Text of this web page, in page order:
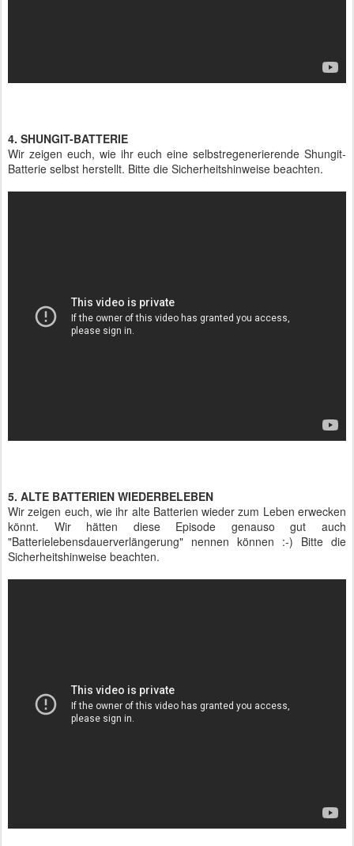
4. SHUNGIT-BATTERIE
Wir zeigen euch, wie ihr euch eine selbstregenerierende Shungit-
Batterie selbst herstellt. Bitte die Sicherheitshinweise beachten.
5. ALTE BATTERIEN WIEDERBELEBEN
Wir zeigen euch, wie ihr alte Batterien wieder zum Leben erwecken
könnt. Wir hätten diese Episode genauso gut auch
"Batterielebensdauerverlängerung" nennen können :-) Bitte die
Sicherheitshinweise beachten.